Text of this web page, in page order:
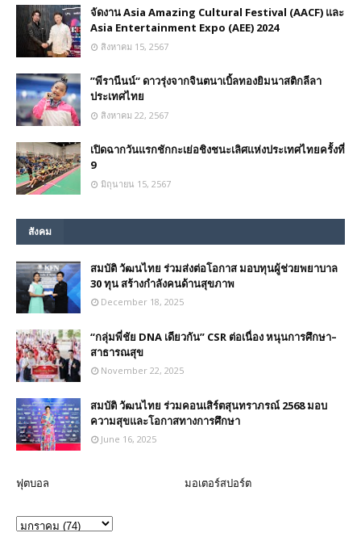
จัดงาน Asia Amazing Cultural Festival (AACF) และ
Asia Entertainment Expo (AEE) 2024
สิงหาคม 15, 2567
”พีรานีนน์“​ ดาวรุ่งจากจินตนาเบิ้ลทองยิมนาสติกลีลา
ประเทศไทย
สิงหาคม 22, 2567
เปิดฉากวันแรกชักกะเย่อชิงชนะเลิศแห่งประเทศไทยครั้งที่
9
มิถุนายน 15, 2567
สังคม
สมบัติ วัฒนไทย ร่วมส่งต่อโอกาส มอบทุนผู้ช่วยพยาบาล
30 ทุน สร้างกำลังคนด้านสุขภาพ
December 18, 2025
“กลุ่มพี่ชัย DNA เดียวกัน” CSR ต่อเนื่อง หนุนการศึกษา–
สาธารณสุข
November 22, 2025
สมบัติ วัฒนไทย ร่วมคอนเสิร์ตสุนทราภรณ์ 2568 มอบ
ความสุขและโอกาสทางการศึกษา
June 16, 2025
ฟุตบอล มอเตอร์สปอร์ต